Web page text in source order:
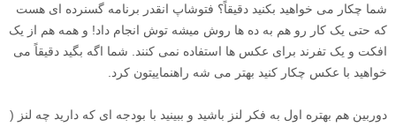
شما چکار می خواهید بکنید دقیقاً؟ فتوشاپ انقدر برنامه گسنرده ای هست
که حتی یک کار رو هم به ده ها روش میشه توش انجام داد! و همه هم از یک
افکت و یک تفرند برای عکس ها استفاده نمی کنند. شما اگه بگید دقیقاً می
خواهید با عکس چکار کنید بهتر می شه راهنماییتون کرد.
دوربین هم بهتره اول به فکر لنز باشید و ببینید با بودجه ای که دارید چه لنز (